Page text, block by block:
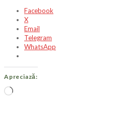
Facebook
X
Email
Telegram
WhatsApp
Apreciază:
Încarc...